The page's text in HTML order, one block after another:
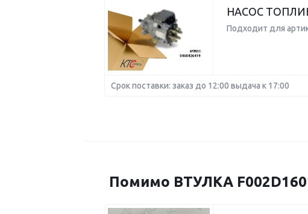
НАСОС
Подходит для
Срок поставки: заказ до 12:00 выдача к 17:00
Помимо ВТУЛКА